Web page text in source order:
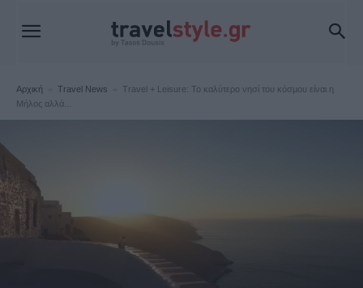
Αρχική Travel News
Travel + Leisure: Το καλύτερο νησί του κόσμου είναι η
Μήλος αλλά...